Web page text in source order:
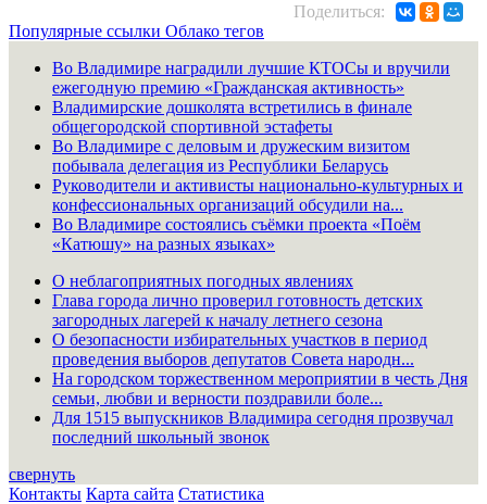
Поделиться:
Популярные ссылки Облако тегов
Во Владимире наградили лучшие КТОСы и вручили
ежегодную премию «Гражданская активность»
Владимирские дошколята встретились в финале
общегородской спортивной эстафеты
Во Владимире с деловым и дружеским визитом
побывала делегация из Республики Беларусь
Руководители и активисты национально-культурных и
конфессиональных организаций обсудили на...
Во Владимире состоялись съёмки проекта «Поём
«Катюшу» на разных языках»
О неблагоприятных погодных явлениях
Глава города лично проверил готовность детских
загородных лагерей к началу летнего сезона
О безопасности избирательных участков в период
проведения выборов депутатов Совета народн...
На городском торжественном мероприятии в честь Дня
семьи, любви и верности поздравили боле...
Для 1515 выпускников Владимира сегодня прозвучал
последний школьный звонок
свернуть
Контакты Карта сайта Статистика